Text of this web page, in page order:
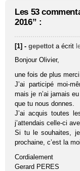
Les 53
2016” :
[1] -gepettot a écrit
Bonjour Olivier,
une fois de plus
J’ai participé moi-
mais je n’ai jamais
que tu nous donnes.
J’ai acquis toutes
j’attendais celle-ci
Si tu le souhaites, je
prochaine, c’est la
Cordialement
Gerard PERES